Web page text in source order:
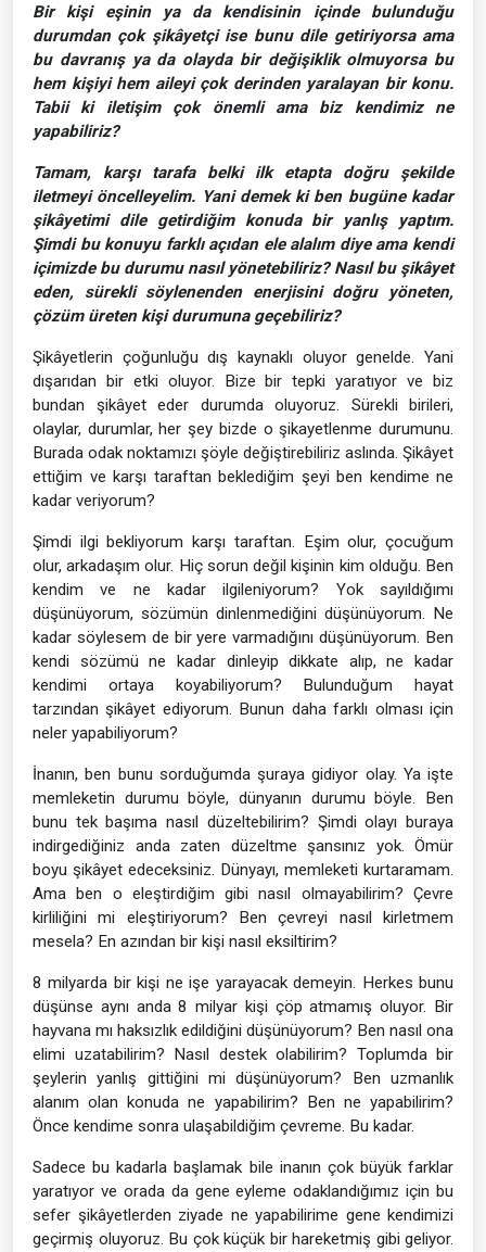
Bir kişi eşinin ya da kendisinin içinde bulunduğu
durumdan çok şikâyetçi ise bunu dile getiriyorsa ama
bu davranış ya da olayda bir değişiklik olmuyorsa bu
hem kişiyi hem aileyi çok derinden yaralayan bir konu.
Tabii ki iletişim çok önemli ama biz kendimiz ne
yapabiliriz?
Tamam, karşı tarafa belki ilk etapta doğru şekilde
iletmeyi öncelleyelim. Yani demek ki ben bugüne kadar
şikâyetimi dile getirdiğim konuda bir yanlış yaptım.
Şimdi bu konuyu farklı açıdan ele alalım diye ama kendi
içimizde bu durumu nasıl yönetebiliriz? Nasıl bu şikâyet
eden, sürekli söylenenden enerjisini doğru yöneten,
çözüm üreten kişi durumuna geçebiliriz?
Şikâyetlerin çoğunluğu dış kaynaklı oluyor genelde. Yani
dışarıdan bir etki oluyor. Bize bir tepki yaratıyor ve biz
bundan şikâyet eder durumda oluyoruz. Sürekli birileri,
olaylar, durumlar, her şey bizde o şikayetlenme durumunu.
Burada odak noktamızı şöyle değiştirebiliriz aslında. Şikâyet
ettiğim ve karşı taraftan beklediğim şeyi ben kendime ne
kadar veriyorum?
Şimdi ilgi bekliyorum karşı taraftan. Eşim olur, çocuğum
olur, arkadaşım olur. Hiç sorun değil kişinin kim olduğu. Ben
kendim ve ne kadar ilgileniyorum? Yok sayıldığımı
düşünüyorum, sözümün dinlenmediğini düşünüyorum. Ne
kadar söylesem de bir yere varmadığını düşünüyorum. Ben
kendi sözümü ne kadar dinleyip dikkate alıp, ne kadar
kendimi ortaya koyabiliyorum? Bulunduğum hayat
tarzından şikâyet ediyorum. Bunun daha farklı olması için
neler yapabiliyorum?
İnanın, ben bunu sorduğumda şuraya gidiyor olay. Ya işte
memleketin durumu böyle, dünyanın durumu böyle. Ben
bunu tek başıma nasıl düzeltebilirim? Şimdi olayı buraya
indirgediğiniz anda zaten düzeltme şansınız yok. Ömür
boyu şikâyet edeceksiniz. Dünyayı, memleketi kurtaramam.
Ama ben o eleştirdiğim gibi nasıl olmayabilirim? Çevre
kirliliğini mi eleştiriyorum? Ben çevreyi nasıl kirletmem
mesela? En azından bir kişi nasıl eksiltirim?
8 milyarda bir kişi ne işe yarayacak demeyin. Herkes bunu
düşünse aynı anda 8 milyar kişi çöp atmamış oluyor. Bir
hayvana mı haksızlık edildiğini düşünüyorum? Ben nasıl ona
elimi uzatabilirim? Nasıl destek olabilirim? Toplumda bir
şeylerin yanlış gittiğini mi düşünüyorum? Ben uzmanlık
alanım olan konuda ne yapabilirim? Ben ne yapabilirim?
Önce kendime sonra ulaşabildiğim çevreme. Bu kadar.
Sadece bu kadarla başlamak bile inanın çok büyük farklar
yaratıyor ve orada da gene eyleme odaklandığımız için bu
sefer şikâyetlerden ziyade ne yapabilirime gene kendimizi
geçirmiş oluyoruz. Bu çok küçük bir hareketmiş gibi geliyor.